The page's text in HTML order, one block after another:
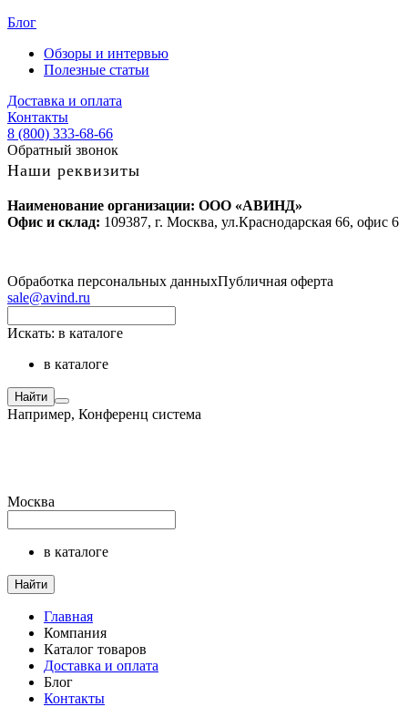
Блог
Обзоры и интервью
Полезные статьи
Доставка и оплата
Контакты
8 (800) 333-68-66
Обратный звонок
Наши реквизиты
Наименование организации: ООО «АВИНД»
Офис и склад: 109387, г. Москва, ул.Краснодарская 66, офис 6
Обработка персональных данныхПубличная оферта
sale@avind.ru
Искать: в каталоге
в каталоге
Найти
Например, Конференц система
Москва
в каталоге
Найти
Главная
Компания
Каталог товаров
Доставка и оплата
Блог
Контакты